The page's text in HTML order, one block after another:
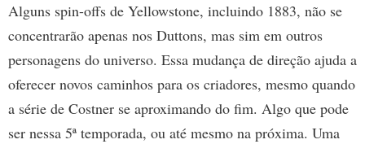
Alguns spin-offs de Yellowstone, incluindo 1883, não se
concentrarão apenas nos Duttons, mas sim em outros
personagens do universo. Essa mudança de direção ajuda a
oferecer novos caminhos para os criadores, mesmo quando
a série de Costner se aproximando do fim. Algo que pode
ser nessa 5ª temporada, ou até mesmo na próxima. Uma